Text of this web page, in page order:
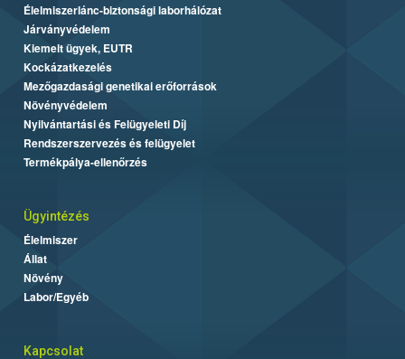
Élelmiszerlánc-biztonsági laborhálózat
Járványvédelem
Kiemelt ügyek, EUTR
Kockázatkezelés
Mezőgazdasági genetikai erőforrások
Növényvédelem
Nyilvántartási és Felügyeleti Díj
Rendszerszervezés és felügyelet
Termékpálya-ellenőrzés
Ügyintézés
Élelmiszer
Állat
Növény
Labor/Egyéb
Kapcsolat